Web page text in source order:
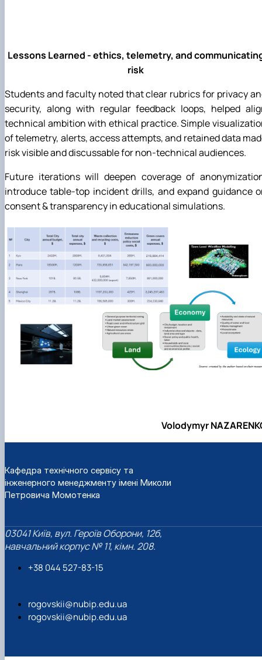
Lessons Learned - ethics, telemetry, and
risk
Students and faculty noted that clear rubrics for privacy
security, along with regular feedback loops, helped
technical ambition with ethical practice. Simple
of telemetry, alerts, access attempts, and retained data
risk visible and discussable for non-technical audiences.
Future iterations will deepen coverage of
introduce table-top incident drills, and expand guidance
consent & transparency in educational simulations.
Volodymyr
Кафедра технічного сервісу та
інженерного менеджменту імені Миколи
Петровича Момотенка
03041 Київ, вул. Героїв Оборони, 12б,
навчальний корпус № 11, кімн. 208.
+38 044 527-83-15
rogovskii@nubip.edu.ua
rogovskii@nubip.edu.ua